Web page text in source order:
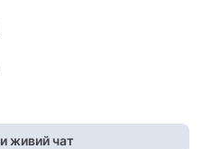
живий чат